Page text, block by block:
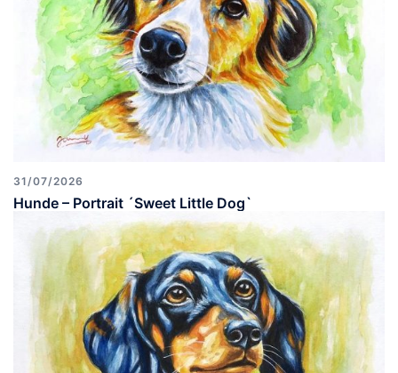
31/07/2026
Hunde – Portrait ´Sweet Little Dog`